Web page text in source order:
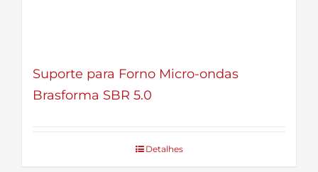
Suporte para Forno Micro-ondas
Brasforma SBR 5.0
Detalhes